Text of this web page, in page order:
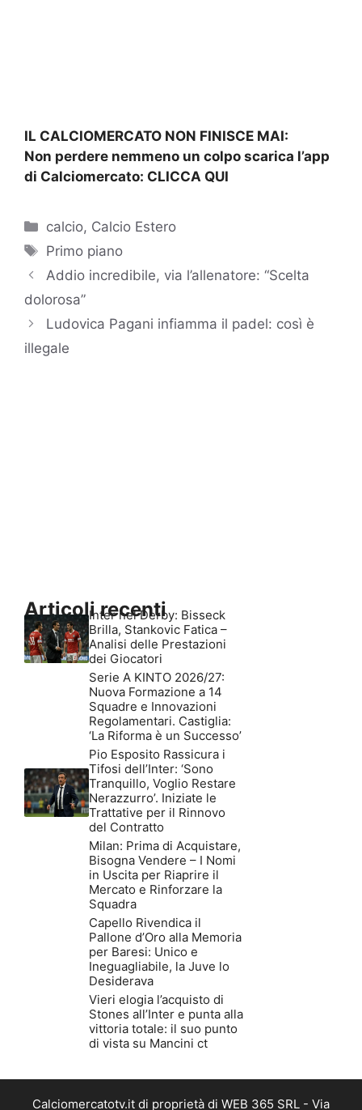
IL CALCIOMERCATO NON FINISCE MAI:
Non perdere nemmeno un colpo scarica l’app
di Calciomercato: CLICCA QUI
Categorie
calcio, Calcio Estero
Tag
Primo piano
Addio incredibile, via l’allenatore: “Scelta
dolorosa”
Ludovica Pagani infiamma il padel: così è
illegale
Articoli recenti
Inter nel Derby: Bisseck
Brilla, Stankovic Fatica –
Analisi delle Prestazioni
dei Giocatori
Serie A KINTO 2026/27:
Nuova Formazione a 14
Squadre e Innovazioni
Regolamentari. Castiglia:
‘La Riforma è un Successo’
Pio Esposito Rassicura i
Tifosi dell’Inter: ‘Sono
Tranquillo, Voglio Restare
Nerazzurro’. Iniziate le
Trattative per il Rinnovo
del Contratto
Milan: Prima di Acquistare,
Bisogna Vendere – I Nomi
in Uscita per Riaprire il
Mercato e Rinforzare la
Squadra
Capello Rivendica il
Pallone d’Oro alla Memoria
per Baresi: Unico e
Ineguagliabile, la Juve lo
Desiderava
Vieri elogia l’acquisto di
Stones all’Inter e punta alla
vittoria totale: il suo punto
di vista su Mancini ct
Calciomercatotv.it di proprietà di WEB 365 SRL - Via